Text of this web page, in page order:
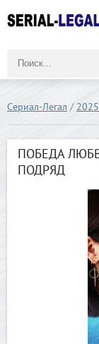
Сериал-Легал / 2025
ПОБЕДА
ПОДРЯД